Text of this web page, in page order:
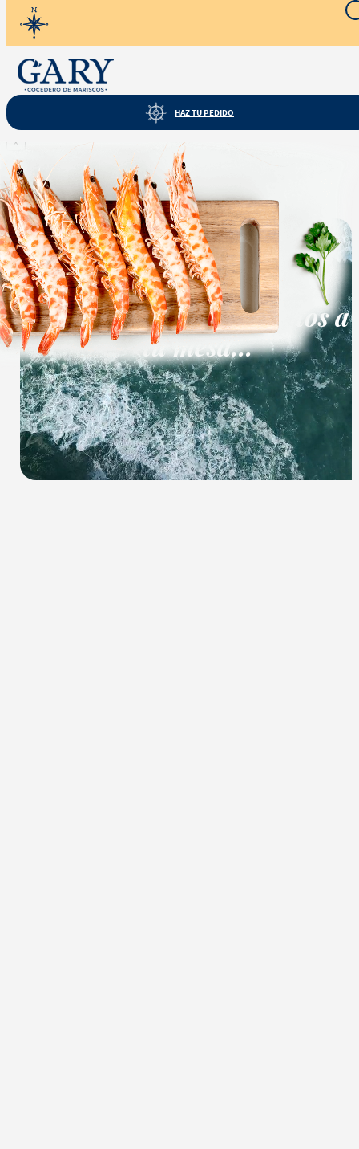
Servicio a domicilio y también recogida en tienda... tú eliges
¡¡¡
HAZ TU PEDIDO
Producto añadido al carrito
×
Cocedero de Mariscos Gary
Tesoros del mar directos a
tu mesa...